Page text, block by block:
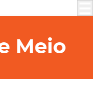
Meio